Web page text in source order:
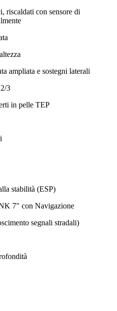
riscaldati con sensore di
ampliata e sostegni laterali
3
in pelle TEP
stabilità (ESP)
7" con Navigazione
segnali stradali)